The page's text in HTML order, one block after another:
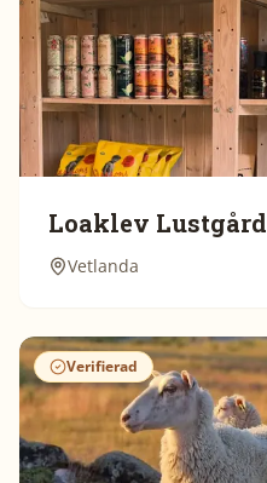
Loaklev Lustgård
Vetlanda
Verifierad